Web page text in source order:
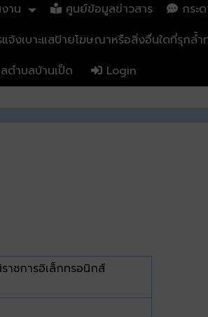
าน ศูนย์ข้อมูลข่าวสาร กระ
จ้งเบาะแสป้ายโฆษณาหรือสิ่งอื่นใดที่รุกล้
ำบลบ้านเป็ด Login
ชการอิเล็กทรอนิกส์